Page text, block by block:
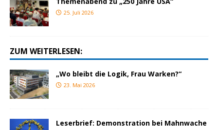
25. Juli 2026
ZUM WEITERLESEN:
„Wo bleibt die Logik, Frau Warken?“
23. Mai 2026
Leserbrief: Demonstration bei Mahnwache